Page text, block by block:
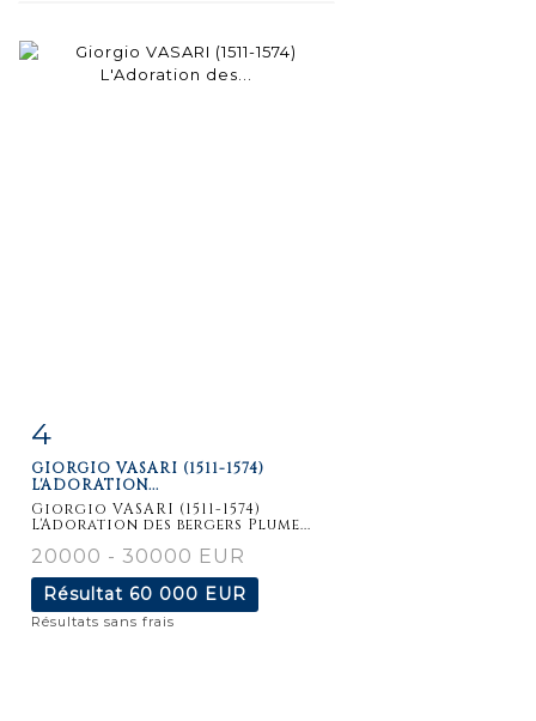
détaillée
4
GIORGIO VASARI (1511-1574)
L'ADORATION...
Giorgio VASARI (1511-1574)
L'Adoration des bergers Plume...
20000 - 30000 EUR
Résultat 60 000 EUR
Résultats sans frais